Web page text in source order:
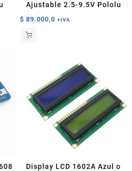
Ajustable 2.5-9.5V Pololu
$ 89.000,0 +IVA
Display LCD 1602A Azul o